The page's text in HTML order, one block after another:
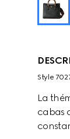
Style
La
cabas